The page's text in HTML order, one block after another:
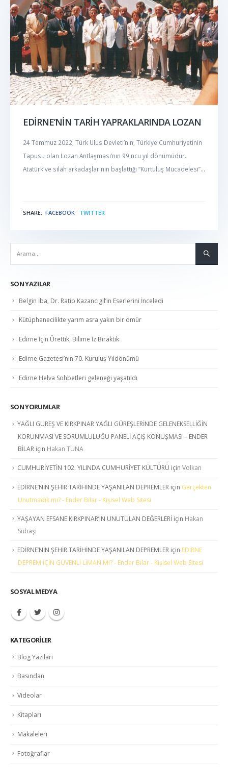
EDİRNE’NİN TARİH YAPRAKLARINDA LOZAN
24 Temmuz 2022, Türk Ulus Devleti’nin, Türkiye Cumhuriyetinin
Tapusu olan Lozan Antlaşması’nın 99 ncu yıl dönümüdür.
Atatürk ve silah arkadaşlarının başlattığı “Kurtuluş Mücadelesi”...
SHARE: FACEBOOK TWITTER
SON YAZILAR
Belgin İba, Dr. Ratip Kazancıgil’in Eserlerini İnceledi
Kütüphanecilikte yarım asra yakın bir ömür
Edirne İçin Ürettik, Bilime İz Bıraktık
Edirne Gazetesi’nin 70. Kuruluş Yıldönümü
Edirne Helva Sohbetleri geleneği yaşatıldı
SON YORUMLAR
YAĞLI GÜREŞ VE KIRKPINAR YAĞLI GÜREŞLERİNDE GELENEKSELLİĞİN
KORUNMASI VE SORUMLULUĞU PANELİ AÇIŞ KONUŞMASI – ENDER
BİLAR için Hakan TUNA
CUMHURİYETİN 102. YILINDA CUMHURİYET KÜLTÜRÜ için Volkan
EDİRNE’NİN ŞEHİR TARİHİNDE YAŞANILAN DEPREMLER için Gerçekten
Unutmadık mı? - Ender Bilar - Kişisel Web Sitesi
YAŞAYAN EFSANE KIRKPINAR’IN UNUTULAN DEĞERLERİ için Hakan
Subaşı
EDİRNE’NİN ŞEHİR TARİHİNDE YAŞANILAN DEPREMLER için EDİRNE
DEPREM İÇİN GÜVENLİ LİMAN MI? - Ender Bilar - Kişisel Web Sitesi
SOSYAL MEDYA
KATEGORILER
Blog Yazıları
Basından
Videolar
Kitapları
Makaleleri
Fotoğraflar